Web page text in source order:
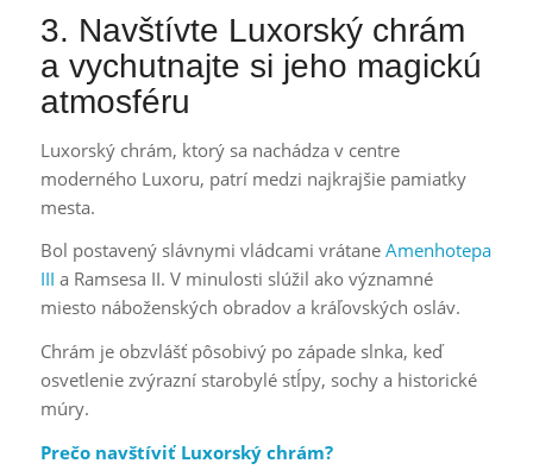
3. Navštívte Luxorský chrám
a vychutnajte si jeho magickú
atmosféru
Luxorský chrám, ktorý sa nachádza v centre
moderného Luxoru, patrí medzi najkrajšie pamiatky
mesta.
Bol postavený slávnymi vládcami vrátane Amenhotepa
III a Ramsesa II. V minulosti slúžil ako významné
miesto náboženských obradov a kráľovských osláv.
Chrám je obzvlášť pôsobivý po západe slnka, keď
osvetlenie zvýrazní starobylé stĺpy, sochy a historické
múry.
Prečo navštíviť Luxorský chrám?